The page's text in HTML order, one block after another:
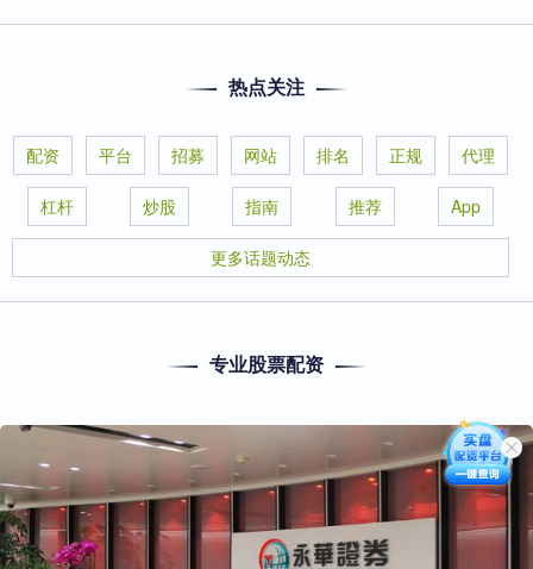
热点关注
配资 平台 招募 网站 排名 正规 代理
杠杆 炒股 指南 推荐 App
更多话题动态
专业股票配资